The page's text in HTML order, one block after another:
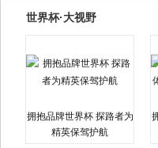
世界杯·大视野
拥抱品牌世界杯 探路者为
精英保驾护航